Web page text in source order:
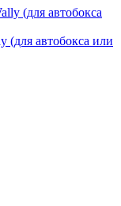
(для автобокса или